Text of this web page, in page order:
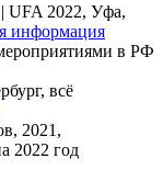
UFA 2022, Уфа,
информация
в РФ
всё
2021,
2022 год